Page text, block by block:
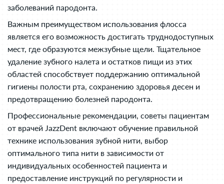
заболеваний пародонта.
Важным преимуществом использования флосса
является его возможность достигать труднодоступных
мест, где образуются межзубные щели. Тщательное
удаление зубного налета и остатков пищи из этих
областей способствует поддержанию оптимальной
гигиены полости рта, сохранению здоровья десен и
предотвращению болезней пародонта.
Профессиональные рекомендации, советы пациентам
от врачей JazzDent включают обучение правильной
технике использования зубной нити, выбор
оптимального типа нити в зависимости от
индивидуальных особенностей пациента и
предоставление инструкций по регулярности и